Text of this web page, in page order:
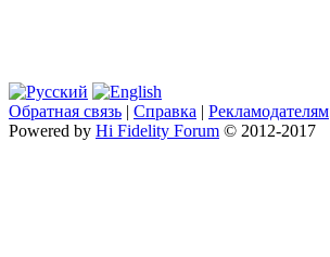
Обратная связь | Справка | Рекламодателям
Powered by Hi Fidelity Forum © 2012-2017